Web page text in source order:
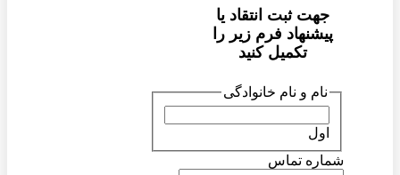
جهت ثبت انتقاد یا
پیشنهاد فرم زیر را
تکمیل کنید
نام و نام خانوادگی
شماره تماس